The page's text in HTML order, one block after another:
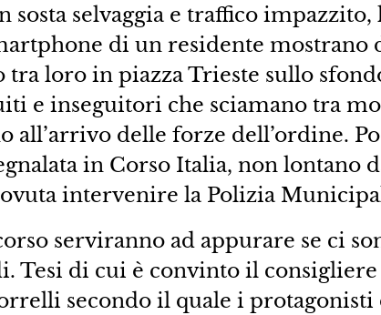
sosta selvaggia e traffico
di un residente mostrano
tra loro in piazza Trieste sullo
e inseguitori che sciamano tra
all’arrivo delle forze dell’ordine.
in Corso Italia, non lontano
intervenire la Polizia
serviranno ad appurare se ci
Tesi di cui è convinto il
secondo il quale i protagonisti